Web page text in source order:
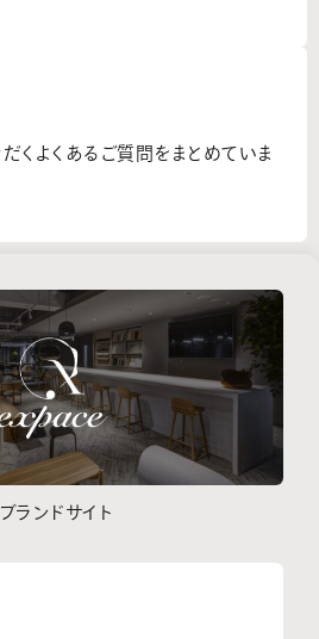
くよくあるご質問をまとめていま
ランドサイト